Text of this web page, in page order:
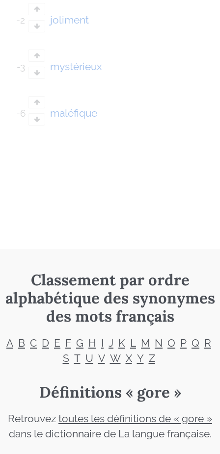
-2 joliment
-3 mystérieux
-6 maléfique
Classement par ordre
alphabétique des synonymes
des mots français
A B C D E F G H I J K L M N O P Q R
S T U V W X Y Z
Définitions « gore »
Retrouvez toutes les définitions de « gore »
dans le dictionnaire de La langue française.